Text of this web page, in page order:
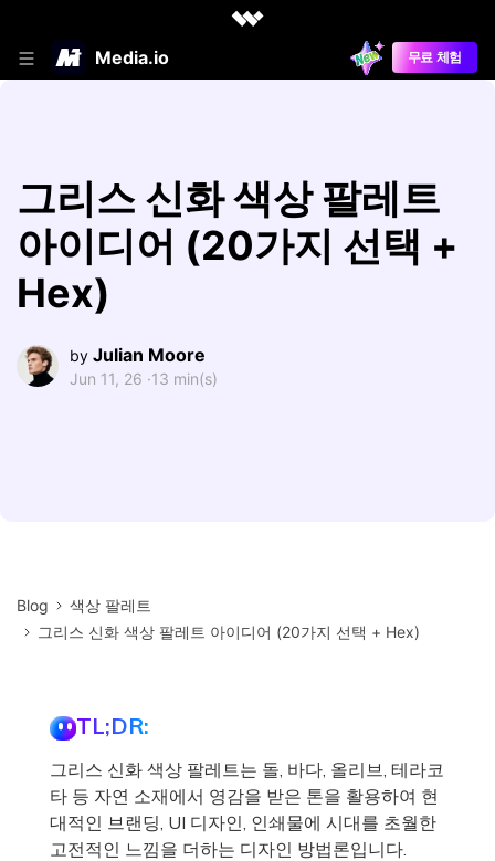
Media.io 무료 체험
그리스 신화 색상 팔레트
아이디어 (20가지 선택 +
Hex)
by Julian Moore
Jun 11, 26 ·13 min(s)
Blog
색상 팔레트
그리스 신화 색상 팔레트 아이디어 (20가지 선택 + Hex)
TL;DR:
그리스 신화 색상 팔레트는 돌, 바다, 올리브, 테라코
타 등 자연 소재에서 영감을 받은 톤을 활용하여 현
대적인 브랜딩, UI 디자인, 인쇄물에 시대를 초월한
고전적인 느낌을 더하는 디자인 방법론입니다.